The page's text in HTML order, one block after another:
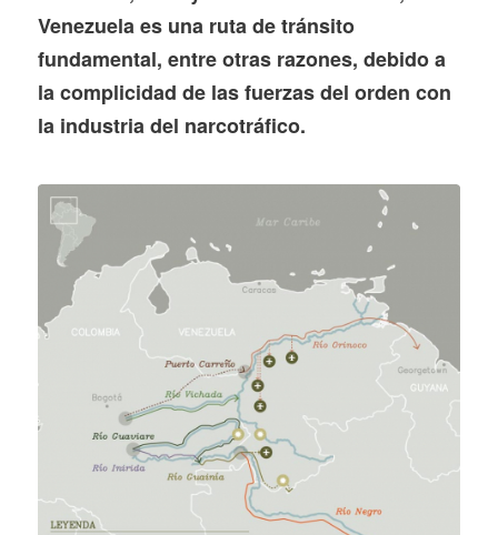
Venezuela es una ruta de tránsito
fundamental, entre otras razones, debido a
la complicidad de las fuerzas del orden con
la industria del narcotráfico.